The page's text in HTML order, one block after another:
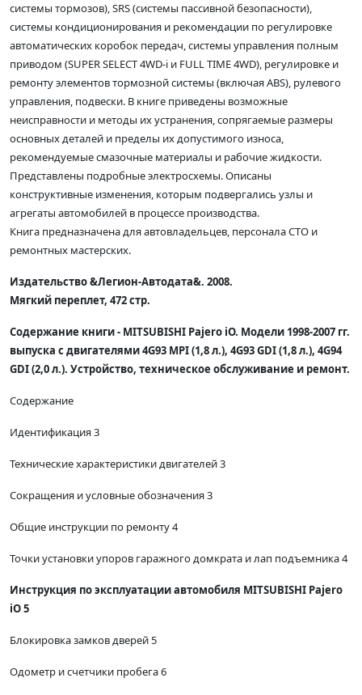
системы тормозов), SRS (системы пассивной безопасности),
системы кондиционирования и рекомендации по регулировке
автоматических коробок передач, системы управления полным
приводом (SUPER SELECT 4WD-i и FULL TIME 4WD), регулировке и
ремонту элементов тормозной системы (включая ABS), рулевого
управления, подвески. В книге приведены возможные
неисправности и методы их устранения, сопрягаемые размеры
основных деталей и пределы их допустимого износа,
рекомендуемые смазочные материалы и рабочие жидкости.
Представлены подробные электросхемы. Описаны
конструктивные изменения, которым подвергались узлы и
агрегаты автомобилей в процессе производства.
Книга предназначена для автовладельцев, персонала СТО и
ремонтных мастерских.
Издательство &Легион-Aвтодата&. 2008.
Мягкий переплет, 472 стр.
Содержание книги - MITSUBISHI Pajero iO. Модели 1998-2007 гг.
выпуска с двигателями 4G93 MPI (1,8 л.), 4G93 GDI (1,8 л.), 4G94
GDI (2,0 л.). Устройство, техническое обслуживание и ремонт.
Содержание
Идентификация 3
Технические характеристики двигателей 3
Сокращения и условные обозначения 3
Общие инструкции по ремонту 4
Точки установки упоров гаражного домкрата и лап подъемника 4
Инструкция по эксплуатации автомобиля MITSUBISHI Pajero
iO 5
Блокировка замков дверей 5
Одометр и счетчики пробега 6